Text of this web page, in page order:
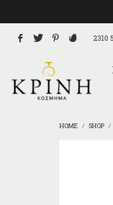
2310
HOME SHOP